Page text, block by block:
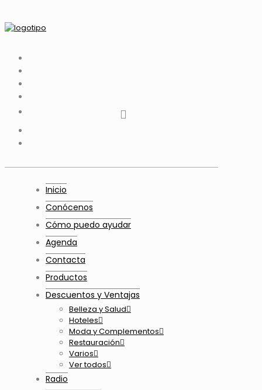
Youtube
Inicio
Conócenos
Cómo puedo ayudar
Agenda
Contacta
Productos
Descuentos y Ventajas
Belleza y Salud
Hoteles
Moda y Complementos
Restauración
Varios
Ver todos
Radio